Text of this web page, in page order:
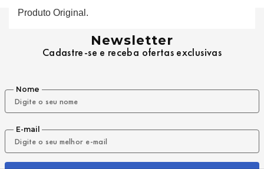
Produto Original.
Newsletter
Cadastre-se e receba ofertas exclusivas
Nome
E-mail